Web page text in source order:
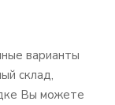
варианты
склад,
Вы можете